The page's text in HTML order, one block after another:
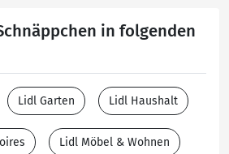
in folgenden
Lidl Garten Lidl Haushalt
Lidl Möbel & Wohnen